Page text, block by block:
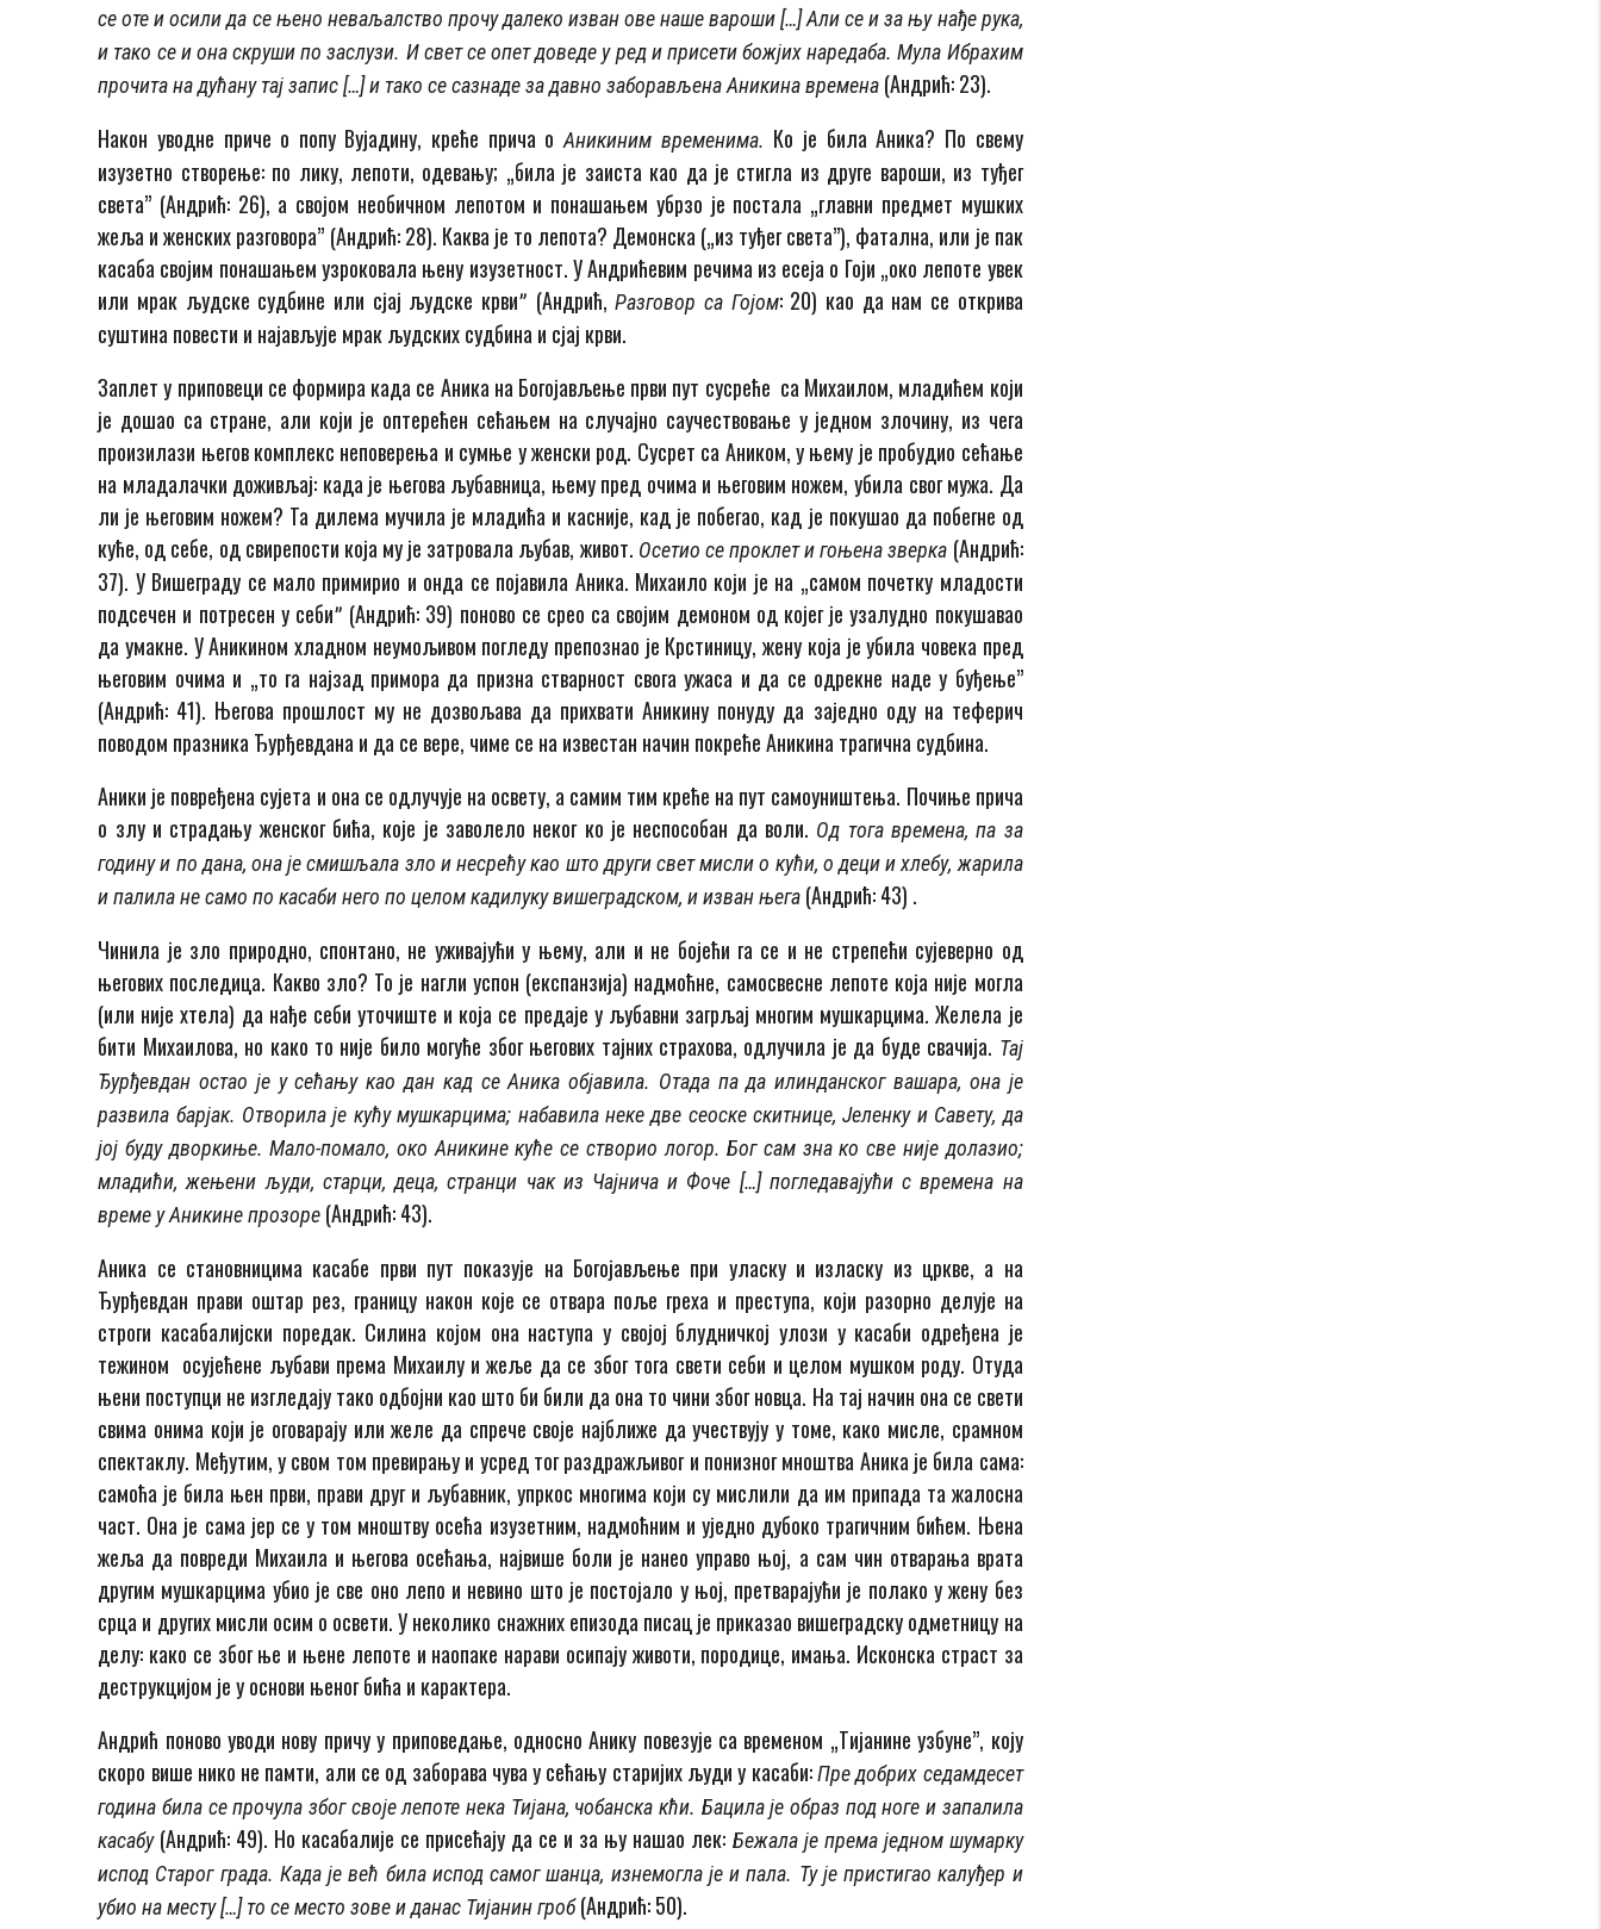
се оте и осили да се њено неваљалство прочу далеко изван ове наше варо­ши […] Али се и за њу нађе рука,
и тако се и она скруши по заслузи. И свет се опет доведе у ред и при­сети бож­јих наредаба. Мула Ибрахим
прочита на дућану тај запис […] и тако се сазнаде за давно за­борављена Аникина времена (Андрић: 23).
Након уводне приче о попу Вујадину, креће прича оАникиним временима. Ко је била Аника? По свему
изузетно створење: по лику, лепоти, одевању; „била је заиста као да је стигла из друге вароши, из туђег
света” (Андрић: 26), а својом необичном лепотом и пона­ша­њем убрзо је постала „главни предмет мушких
жеља и женских разговора” (Андрић: 28). Каква је то лепота? Демонска („из туђег света”), фатална, или је пак
касаба својим пона­ша­њем узроковала њену изузетност. У Андрићевим речима из есеја о Гоји „око лепоте увек
или мрак људске судбине или сјај људске крвиˮ (Андрић,Разговор са Гојом: 20) као да нам се открива
суштина повести и најављује мрак људских судбина и сјај крви.
Заплет у приповеци се формира када се Аника на Богојављење први пут сусреће са Михаилом, младићем који
је дошао са стране, али који је оптерећен сећањем на случајно саучествовање у јед­ном злочину, из чега
произилази његов комплекс неповерења и сумње у женски род. Сусрет са Аником, у њему је пробудио сећање
на младалачки доживљај: када је ње­гова љубавница, њему пред очима и његовим ножем, убила свог мужа. Да
ли је ње­говим ножем? Та дилема мучила је младића и касније, кад је побегао, кад је покушао да побегне од
куће, од себе, од свирепости која му је затровала љубав, живот. Осетио се проклет и гоњена зверка (Андрић:
37). У Вишеграду се мало примирио и онда се појавила Ани­ка. Михаило који је на „самом почетку младости
подсечен и потресен у себиˮ (Андрић: 39) поново се срео са својим демоном од којег је узалудно покушавао
да умакне. У Аникином хлад­ном неумољивом погледу препознао је Крстиницу, жену која је убила човека пред
његовим очима и „то га најзад примора да призна стварност свога ужаса и да се одрекне наде у буђење”
(Андрић: 41). Његова прошлост му не дозвољава да прихвати Аникину по­ну­­ду да заједно оду на теферич
поводом празника Ђурђевдана и да се вере, чиме се на известан начин покреће Аникина трагична судбина.
Аники је повређена сујета и она се одлучује на освету, а самим тим креће на пут са­моуништења. Почиње прича
о злу и страдању женског бића, које је заволело неког ко је неспособан да воли. Од тога времена, па за
годину и по дана, она је смишљала зло и несрећу као што дру­ги свет мисли о кући, о деци и хлебу, жарила
и палила не само по касаби него по це­лом ка­ди­лу­ку вишеградском, и изван њега (Андрић: 43) .
Чинила је зло природно, спонтано, не уживајући у њему, али и не бојећи га се и не стрепећи сујеверно од
његових последица. Какво зло? То је нагли успон (екс­пан­зи­ја) надмоћне, самосвесне лепоте која није могла
(или није хтела) да нађе себи уто­чи­­ште и која се предаје у љубавни загрљај многим мушкарцима. Желела је
бити Ми­хаи­­лова, но како то није било могуће због његових тајних страхова, одлучила је да бу­де свачија. Тај
Ђурђевдан остао је у сећању као дан кад се Аника објавила. Отада па да илинданског вашара, она је
развила барјак. Отворила је кућу мушкарцима; набавила неке две сеоске скитнице, Јеленку и Савету, да
јој буду дворкиње. Мало-помало, око Аникине куће се створио логор. Бог сам зна ко све није долазио;
младићи, жењени људи, старци, деца, странци чак из Чајнича и Фоче […] по­гле­давајући с времена на
време у Аникине прозоре (Андрић: 43).
Аника се становницима касабе први пут показује на Богојављење при уласку и изласку из цркве, а на
Ђурђевдан прави оштар рез, границу након које се отвара поље греха и преступа, који разорно делује на
строги касабалијски поредак. Силина којом она наступа у својој блудничкој улози у касаби одређена је
тежином осујећене љубави према Михаилу и жеље да се због тога свети себи и целом мушком роду. Отуда
њени поступци не изгледају тако одбојни као што би били да она то чини због новца. На тај начин она се свети
свима онима који је оговарају или желе да спрече своје најближе да учествују у томе, како мисле, срамном
спектаклу. Међутим, у свом том превирању и усред тог раздражљивог и понизног мноштва Аника је била са­ма:
самоћа је била њен први, прави друг и љубавник, упркос многима који су ми­сли­ли да им припада та жалосна
част. Она је сама јер се у том мноштву осећа изу­зет­ним, надмоћним и уједно дубоко трагичним бићем. Њена
жеља да повреди Михаила и његова осећања, највише боли је нанео управо њој, а сам чин отварања врата
другим мушкарцима убио је све оно лепо и невино што је постојало у њој, претварајући је по­лако у жену без
срца и других мисли осим о освети. У неколико снажних епизода пи­сац је приказао вишеградску одметницу на
делу: како се због ње и њене лепоте и нао­па­ке нарави осипају животи, породице, имања. Исконска страст за
деструкцијом је у ос­нови њеног бића и карактера.
Андрић поново уводи нову причу у приповедање, односно Анику повезује са временом „Ти­ја­нине узбуне”, коју
скоро више нико не памти, али се од заборава чува у сећању ста­ри­јих људи у касаби:Пре добрих седамдесет
година била се прочула због своје ле­по­те нека Тијана, чобанска кћи. Бацила је образ под ноге и запалила
касабу(Андрић: 49). Но каса­ба­ли­је се присећају да се и за њу нашао лек: Бежала је према једном шумарку
испод Ста­рог града. Када је већ била испод самог шанца, изнемогла је и пала. Ту је при­сти­гао калуђер и
убио на месту […] то се место зове и данас Тијанин гроб(Андрић: 50).